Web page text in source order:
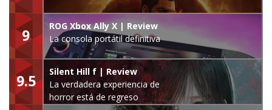
9
ROG Xbox Ally X | Review
La consola portátil definitiva
9.5
Silent Hill f | Review
La verdadera experiencia de
horror está de regreso